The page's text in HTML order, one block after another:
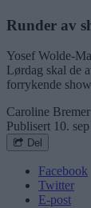
Runder av
Yosef Wolde-
Lørdag skal de
forrykende
Caroline Bremer
Publisert 10.
Del
Facebook
Twitter
E-post